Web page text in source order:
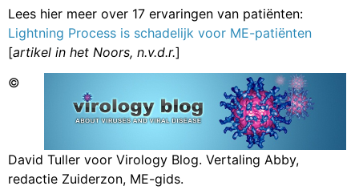
Lees hier meer over 17 ervaringen van patiënten:
Lightning Process is schadelijk voor ME-patiënten
[artikel in het Noors, n.v.d.r.]
©
David Tuller voor Virology Blog. Vertaling Abby,
redactie Zuiderzon, ME-gids.